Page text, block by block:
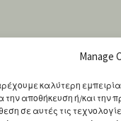
Manage
καλύτερη
την αποθήκευση ή/και
σε αυτές τις